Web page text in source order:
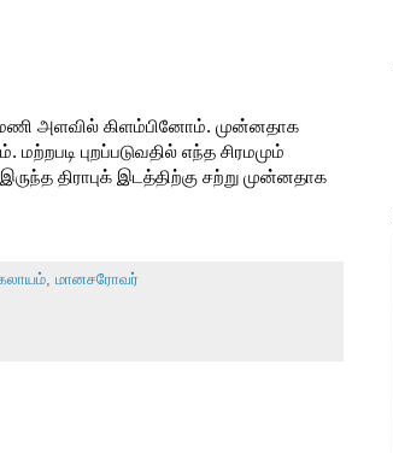
மணி அளவில் கிளம்பினோம். முன்னதாக
புறப்படுவதில் எந்த சிரமமும்
திராபுக் இடத்திற்கு சற்று முன்னதாக
, மானசரோவர்